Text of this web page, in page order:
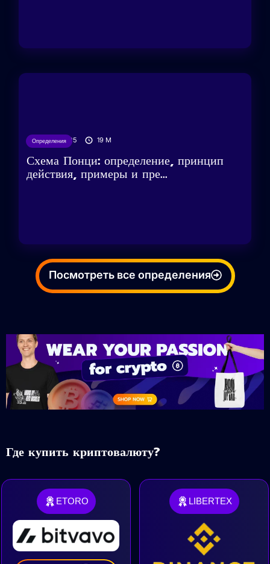
Определения
18/03/2025 19 M
Схема Понци: определение, принцип
действия, примеры и пре...
Посмотреть все определения
Где купить криптовалюту?
ETORO LIBERTEX